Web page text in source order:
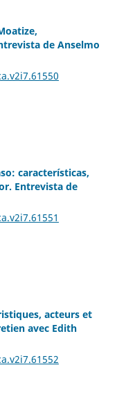
de Anselmo
características,
Entrevista de
acteurs et
avec Edith